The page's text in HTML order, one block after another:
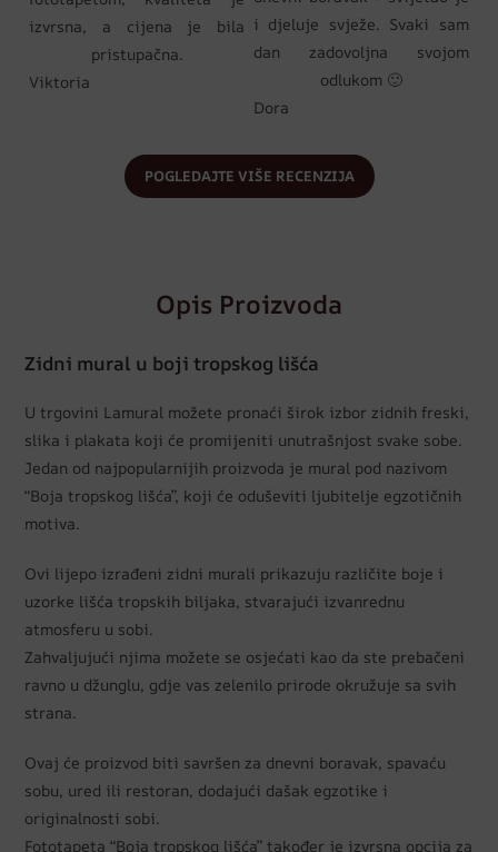
izvrsna, a cijena je bila
pristupačna.
Viktoria
i djeluje svježe. Svaki sam
dan zadovoljna svojom
odlukom 🙂
Dora
POGLEDAJTE VIŠE RECENZIJA
Opis Proizvoda
Zidni mural u boji tropskog lišća
U trgovini Lamural možete pronaći širok izbor zidnih freski,
slika i plakata koji će promijeniti unutrašnjost svake sobe.
Jedan od najpopularnijih proizvoda je mural pod nazivom
“Boja tropskog lišća”, koji će oduševiti ljubitelje egzotičnih
motiva.
Ovi lijepo izrađeni zidni murali prikazuju različite boje i
uzorke lišća tropskih biljaka, stvarajući izvanrednu
atmosferu u sobi.
Zahvaljujući njima možete se osjećati kao da ste prebačeni
ravno u džunglu, gdje vas zelenilo prirode okružuje sa svih
strana.
Ovaj će proizvod biti savršen za dnevni boravak, spavaću
sobu, ured ili restoran, dodajući dašak egzotike i
originalnosti sobi.
Fototapeta “Boja tropskog lišća” također je izvrsna opcija za